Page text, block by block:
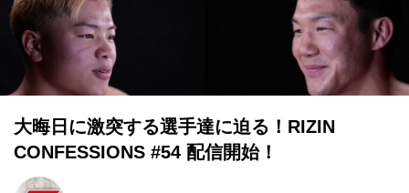
大晦日に激突する選手達に迫る！RIZIN
CONFESSIONS #54 配信開始！